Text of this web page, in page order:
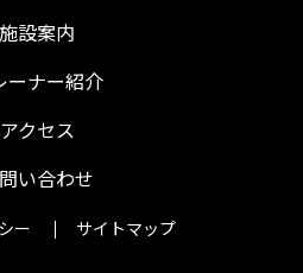
施設案内
ーナー紹介
アクセス
い合わせ
ー サイトマップ